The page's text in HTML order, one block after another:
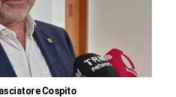
Cospito